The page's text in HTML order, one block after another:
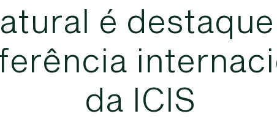
atural é destaque
erência internaci
da ICIS